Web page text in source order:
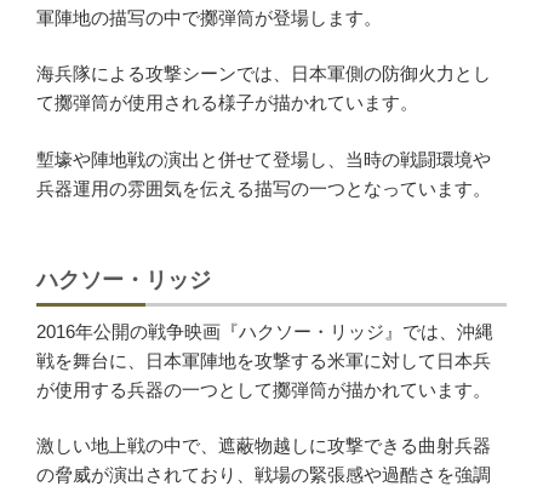
軍陣地の描写の中で擲弾筒が登場します。
海兵隊による攻撃シーンでは、日本軍側の防御火力とし
て擲弾筒が使用される様子が描かれています。
塹壕や陣地戦の演出と併せて登場し、当時の戦闘環境や
兵器運用の雰囲気を伝える描写の一つとなっています。
ハクソー・リッジ
2016年公開の戦争映画『ハクソー・リッジ』では、沖縄
戦を舞台に、日本軍陣地を攻撃する米軍に対して日本兵
が使用する兵器の一つとして擲弾筒が描かれています。
激しい地上戦の中で、遮蔽物越しに攻撃できる曲射兵器
の脅威が演出されており、戦場の緊張感や過酷さを強調